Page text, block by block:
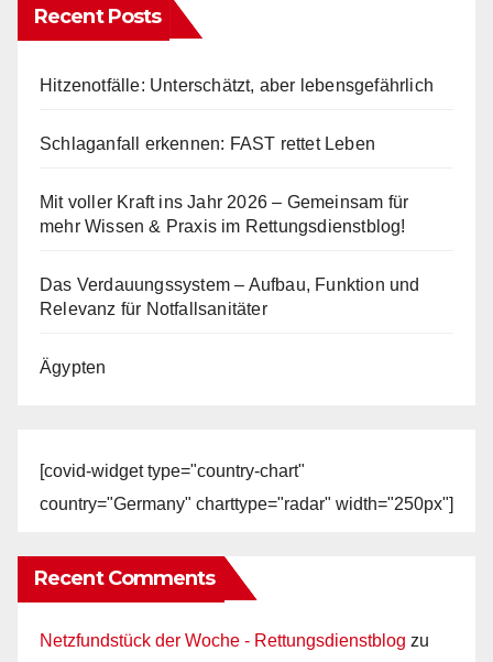
Recent Posts
Hitzenotfälle: Unterschätzt, aber lebensgefährlich
Schlaganfall erkennen: FAST rettet Leben
Mit voller Kraft ins Jahr 2026 – Gemeinsam für
mehr Wissen & Praxis im Rettungsdienstblog!
Das Verdauungssystem – Aufbau, Funktion und
Relevanz für Notfallsanitäter
Ägypten
[covid-widget type="country-chart"
country="Germany" charttype="radar" width="250px"]
Recent Comments
Netzfundstück der Woche - Rettungsdienstblog zu